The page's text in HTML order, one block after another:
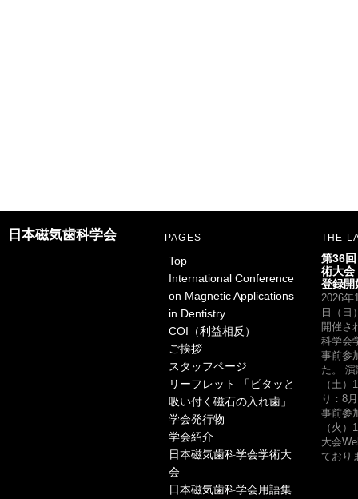
日本磁気歯科学会 PAGES
Top
International Conference
on Magnetic Applications
in Dentistry
COI（利益相反）
ご挨拶
スタッフページ
リーフレット 「ピタッと
吸い付く磁石の入れ歯」
学会発行物
学会紹介
日本磁気歯科学会学術大
会
日本磁気歯科学会用語集
THE
第36
術大会
登録開
2026年
日（日
開催さ
科学会
事前参
た。
（土
り：8
事前参
（火
大会
ており